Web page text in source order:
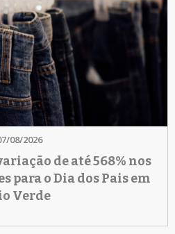
08/2026
de até 568% nos
para o Dia dos Pais em
Verde